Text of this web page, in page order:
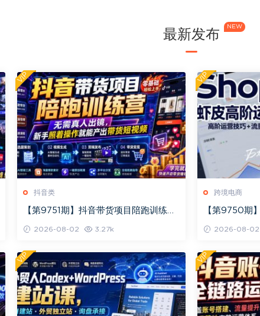
最新发布
NEW
抖音类
【第9751期】抖音带货项目陪跑训练
产出带货
2026-08-02 3.27k
VIP
跨境电商
【第9750期
化率优化
2026-08-02
VIP
VIP VIP